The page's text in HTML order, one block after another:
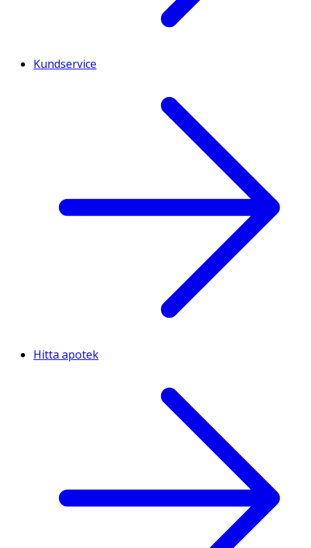
Kundservice
Hitta apotek